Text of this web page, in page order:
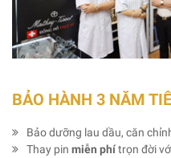
BẢO HÀNH 3 NĂM
Bảo dưỡng lau dầu, căn
Thay pin miễn phítrọn đời